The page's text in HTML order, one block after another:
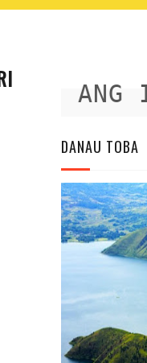
DANAU TOBA